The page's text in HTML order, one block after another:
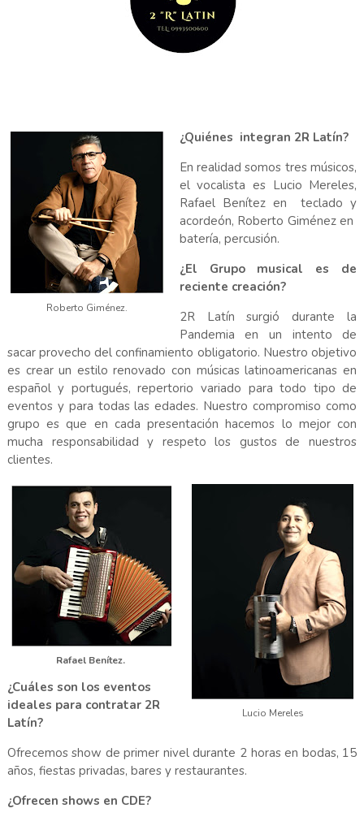
Roberto Giménez.
¿Quiénes integran 2R Latín?
En realidad somos tres músicos,
el vocalista es Lucio Mereles,
Rafael Benítez en teclado y
acordeón, Roberto Giménez en
batería, percusión.
¿El Grupo musical es de
reciente creación?
2R Latín surgió durante la
Pandemia en un intento de
sacar provecho del confinamiento obligatorio. Nuestro objetivo
es crear un estilo renovado con músicas latinoamericanas en
español y portugués, repertorio variado para todo tipo de
eventos y para todas las edades. Nuestro compromiso como
grupo es que en cada presentación hacemos lo mejor con
mucha responsabilidad y respeto los gustos de nuestros
clientes.
Lucio Mereles
Rafael Benítez.
¿Cuáles son los eventos
ideales para contratar 2R
Latín?
Ofrecemos show de primer nivel durante 2 horas en bodas, 15
años, fiestas privadas, bares y restaurantes.
¿Ofrecen shows en CDE?